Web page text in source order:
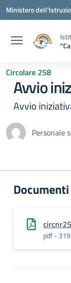
Vai ai contenuti
Vai al menu di
Vai al footer
Ministero
Circolare 258
Avvio
Avvio
Personale
Documenti
pdf -